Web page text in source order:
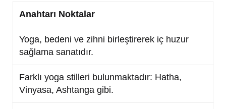
Anahtarı Noktalar
Yoga, bedeni ve zihni birleştirerek iç huzur
sağlama sanatıdır.
Farklı yoga stilleri bulunmaktadır: Hatha,
Vinyasa, Ashtanga gibi.